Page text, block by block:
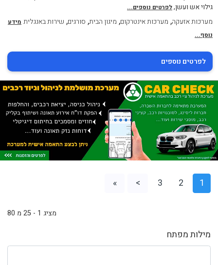
מילות מפתח
גילוי אש ועשן,לפרטים נוספים...
מערכות אזעקה, מערכות אינטרקום, מיגון הבית, סורגים, שירות באנגלית מידע
נוסף...
לפרטים נוספים
1
2
3
>
»
מציג 1 - 25 מ 80